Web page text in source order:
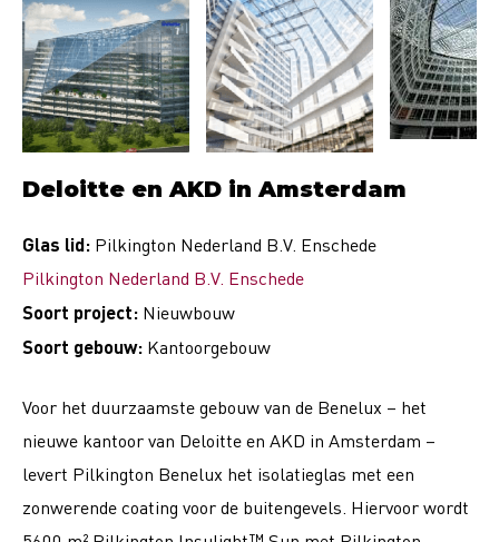
Deloitte en AKD in Amsterdam
Glas lid: Pilkington Nederland B.V. Enschede
Pilkington Nederland B.V. Enschede
Soort project: Nieuwbouw
Soort gebouw: Kantoorgebouw
Voor het duurzaamste gebouw van de Benelux – het
nieuwe kantoor van Deloitte en AKD in Amsterdam –
levert Pilkington Benelux het isolatieglas met een
zonwerende coating voor de buitengevels. Hiervoor wordt